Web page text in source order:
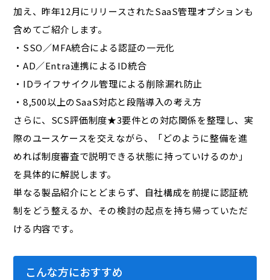
加え、昨年12月にリリースされたSaaS管理オプションも
含めてご紹介します。
・SSO／MFA統合による認証の一元化
・AD／Entra連携によるID統合
・IDライフサイクル管理による削除漏れ防止
・8,500以上のSaaS対応と段階導入の考え方
さらに、SCS評価制度★3要件との対応関係を整理し、実
際のユースケースを交えながら、「どのように整備を進
めれば制度審査で説明できる状態に持っていけるのか」
を具体的に解説します。
単なる製品紹介にとどまらず、自社構成を前提に認証統
制をどう整えるか、その検討の起点を持ち帰っていただ
ける内容です。
こんな方におすすめ